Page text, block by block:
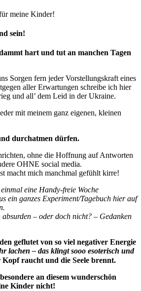
meine Kinder!
sein!
hart und tut an manchen Tagen
Sorgen fern jeder Vorstellungskraft eines
aller Erwartungen schreibe ich hier
und all’ dem Leid in der Ukraine.
mit meinem ganz eigenen, kleinen
durchatmen dürfen.
ohne die Hoffnung auf Antworten
OHNE social media.
macht mich manchmal gefühlt kirre!
eine Handy-freie Woche
ein ganzes Experiment/Tagebuch hier auf
absurden – oder doch nicht? – Gedanken
geflutet von so viel negativer Energie
lachen – das klingt sooo esoterisch und
Kopf raucht und die Seele brennt.
an diesem wunderschön
Kinder nicht!